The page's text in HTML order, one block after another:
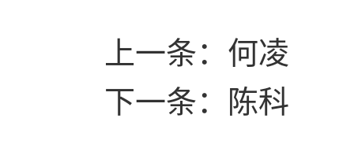
上一条：何凌
下一条：陈科